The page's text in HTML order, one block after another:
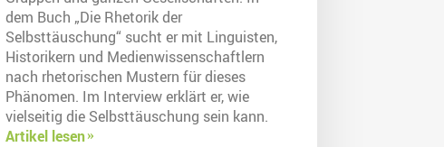
dem Buch „Die Rhetorik der
Selbsttäuschung“ sucht er mit Linguisten,
Historikern und Medienwissenschaftlern
nach rhetorischen Mustern für dieses
Phänomen. Im Interview erklärt er, wie
vielseitig die Selbsttäuschung sein kann.
Artikel lesen